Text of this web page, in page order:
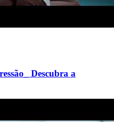
Descubra a